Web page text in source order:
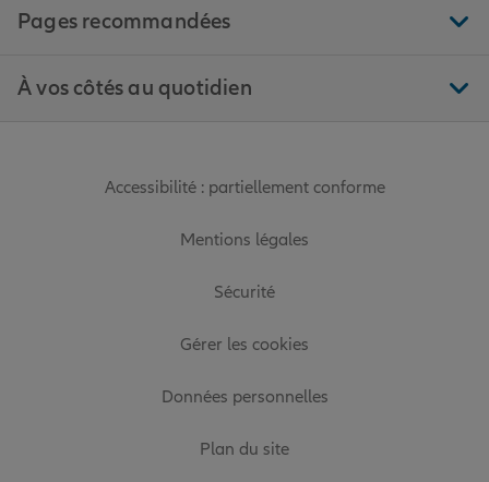
Pages recommandées
À vos côtés au quotidien
Accessibilité : partiellement conforme
Mentions légales
Sécurité
Gérer les cookies
Données personnelles
Plan du site